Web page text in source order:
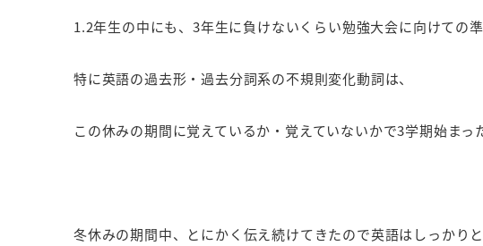
1.2年生の中にも、3年生に負けないくらい勉強大会に向けての
特に英語の過去形・過去分詞系の不規則変化動詞は、
この休みの期間に覚えているか・覚えていないかで3学期始まっ
冬休みの期間中、とにかく伝え続けてきたので英語はしっかり